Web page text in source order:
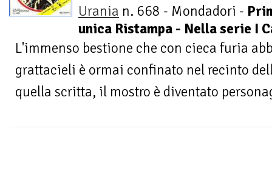
Urania n. 668 - Mondadori -
unica Ristampa - Nella serie I
L'immenso bestione che con cieca furia
grattacieli è ormai confinato nel recinto
quella scritta, il mostro è diventato